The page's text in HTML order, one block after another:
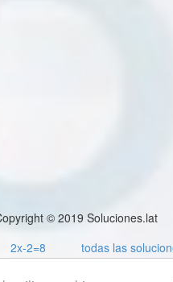
© 2019 Soluciones.lat
2x-2=8
todas las